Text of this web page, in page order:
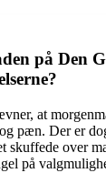
på Den
at
pæn. Der er
skuffede over
på